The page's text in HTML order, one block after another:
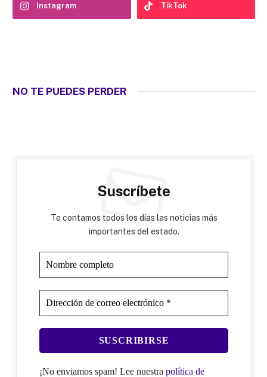
Instagram TikTok
NO TE PUEDES PERDER
Suscríbete
Te contamos todos los días las noticias más
importantes del estado.
¡No enviamos spam! Lee nuestra política de